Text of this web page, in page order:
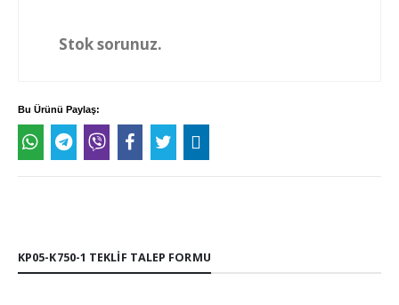
Stok sorunuz.
Bu Ürünü Paylaş:
KP05-K750-1 TEKLIF TALEP FORMU